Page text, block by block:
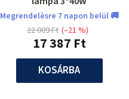
Megrendelèsre 7 napon belül 🚚
17 387 Ft
22 009 Ft (–21 %)
KOSÁRBA